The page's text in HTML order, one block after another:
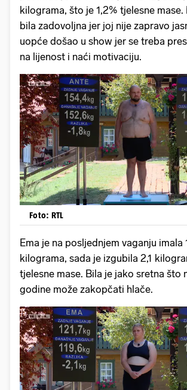
kilograma, što je 1,2% tjelesne
bila zadovoljna jer joj nije zapravo
uopće došao u show jer se treba
na lijenost i naći motivaciju.
Foto: RTL
Ema je na posljednjem vaganju imala
kilograma, sada je izgubila 2,1
tjelesne mase. Bila je jako sretna što
godine može zakopčati hlače.